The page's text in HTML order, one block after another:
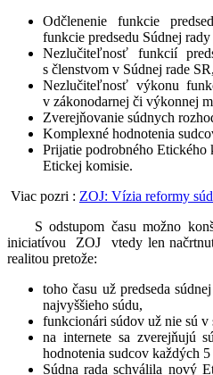
Odčlenenie funkcie
funkcie predsedu Súdnej rady
Nezlučiteľnosť funkcií
s členstvom v Súdnej rade SR,
Nezlučiteľnosť výkonu
v zákonodarnej či výkonnej
Zverejňovanie súdnych
Komplexné hodnotenia
Prijatie podrobného Etického
Etickej komisie.
Viac pozri : ZOJ: Vízia reformy
S odstupom času možno
iniciatívou ZOJ vtedy len
realitou pretože:
toho času už predseda
najvyššieho súdu,
funkcionári súdov už nie sú v
na internete sa zverejňujú
hodnotenia sudcov každých
Súdna rada schválila nový